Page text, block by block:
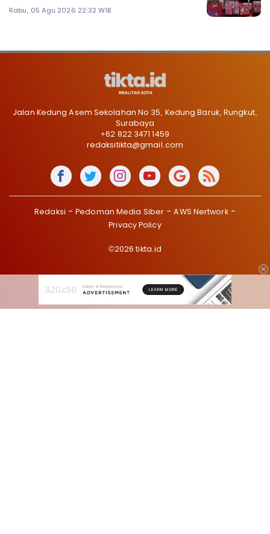
Rabu, 05 Agu 2026 22:32 WIB
Jalan Kedung Asem Sekolahan No 35, Kedung Baruk, Rungkut,
Surabaya
+62 822 3471 1459
redaksitikta@gmail.com
Redaksi Pedoman Media Siber
AWS Nertwork
Privacy Policy
©2026 tikta.id